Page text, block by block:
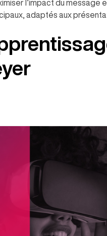
l’impact du message
adaptés aux